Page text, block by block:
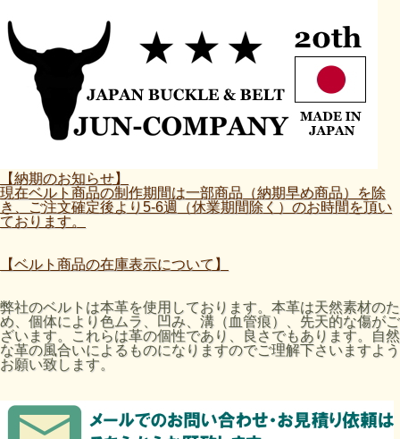
【納期のお知らせ】
現在ベルト商品の制作期間は一部商品（納期早め商品）を除
き、ご注文確定後より5-6週（休業期間除く）のお時間を頂い
ております。
【ベルト商品の在庫表示について】
弊社のベルトは本革を使用しております。本革は天然素材のた
め、個体により色ムラ、凹み、溝（血管痕）、先天的な傷がご
ざいます。これらは革の個性であり、良さでもあります。自然
な革の風合いによるものになりますのでご理解下さいますよう
お願い致します。